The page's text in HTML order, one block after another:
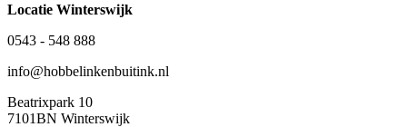
Locatie Winterswijk
0543 - 548 888
info@hobbelinkenbuitink.nl
Beatrixpark 10
7101BN Winterswijk